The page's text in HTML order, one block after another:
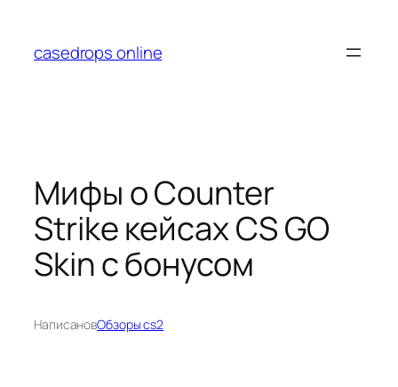
содержимому
casedrops online
Мифы о Counter
Strike кейсах CS GO
Skin с бонусом
НаписановОбзоры cs2